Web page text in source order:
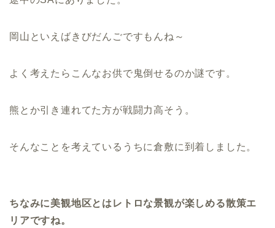
岡山といえばきびだんごですもんね～
よく考えたらこんなお供で鬼倒せるのか謎です。
熊とか引き連れてた方が戦闘力高そう。
そんなことを考えているうちに倉敷に到着しました。
ちなみに美観地区とはレトロな景観が楽しめる散策エ
リアですね。